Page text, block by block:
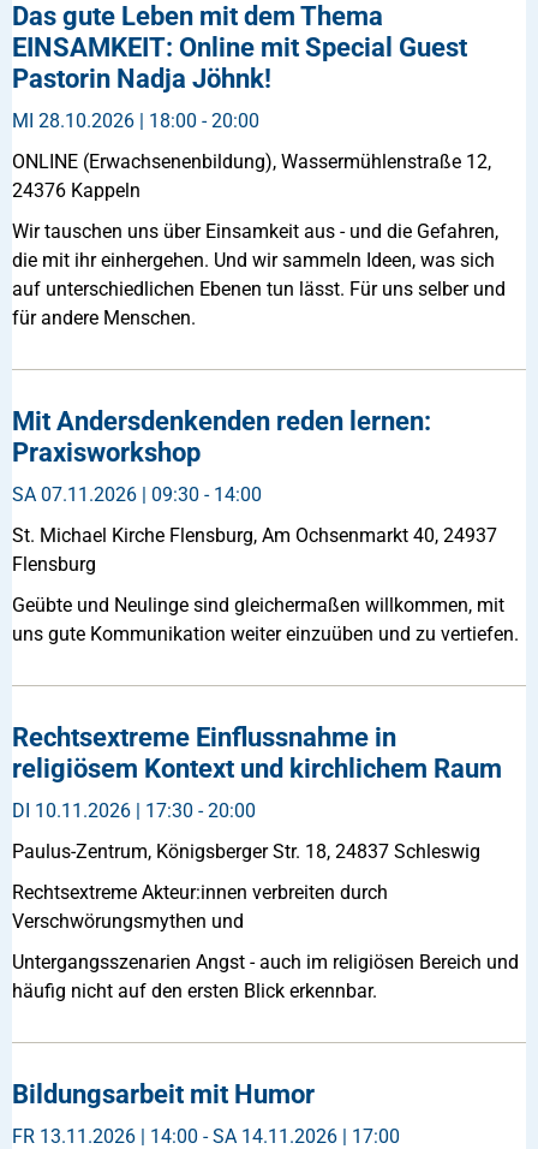
Das gute Leben mit dem Thema
EINSAMKEIT: Online mit Special Guest
Pastorin Nadja Jöhnk!
MI 28.10.2026 | 18:00 - 20:00
ONLINE (Erwachsenenbildung), Wassermühlenstraße 12,
24376 Kappeln
Wir tauschen uns über Einsamkeit aus - und die Gefahren,
die mit ihr einhergehen. Und wir sammeln Ideen, was sich
auf unterschiedlichen Ebenen tun lässt. Für uns selber und
für andere Menschen.
Mit Andersdenkenden reden lernen:
Praxisworkshop
SA 07.11.2026 | 09:30 - 14:00
St. Michael Kirche Flensburg, Am Ochsenmarkt 40, 24937
Flensburg
Geübte und Neulinge sind gleichermaßen willkommen, mit
uns gute Kommunikation weiter einzuüben und zu vertiefen.
Rechtsextreme Einflussnahme in
religiösem Kontext und kirchlichem Raum
DI 10.11.2026 | 17:30 - 20:00
Paulus-Zentrum, Königsberger Str. 18, 24837 Schleswig
Rechtsextreme Akteur:innen verbreiten durch
Verschwörungsmythen und
Untergangsszenarien Angst - auch im religiösen Bereich und
häufig nicht auf den ersten Blick erkennbar.
Bildungsarbeit mit Humor
FR 13.11.2026 | 14:00 -SA 14.11.2026 | 17:00